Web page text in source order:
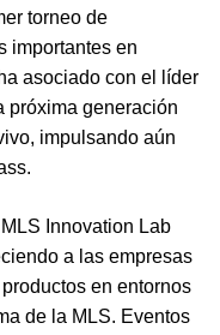
torneo de
importantes en
asociado con el líder
próxima generación
impulsando aún
Innovation Lab
a las empresas
en entornos
de la MLS. Eventos